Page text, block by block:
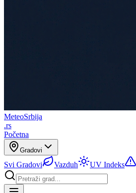
MeteoSrbija
.rs
Početna
Gradovi
Svi Gradovi Vazduh UV Indeks